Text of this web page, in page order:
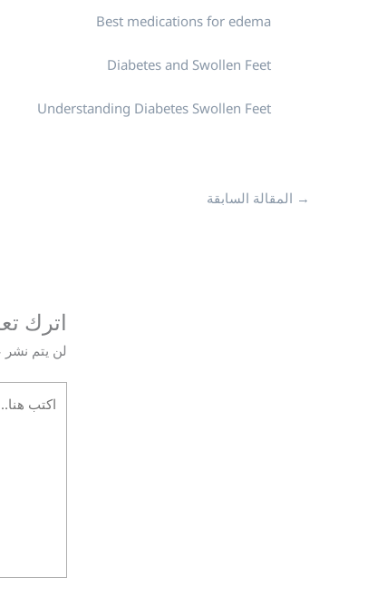
Best medications for edema
Diabetes and Swollen Feet
Understanding Diabetes Swollen Feet
→ المقالة السابقة
اترك
لن يتم نشر
هنا...